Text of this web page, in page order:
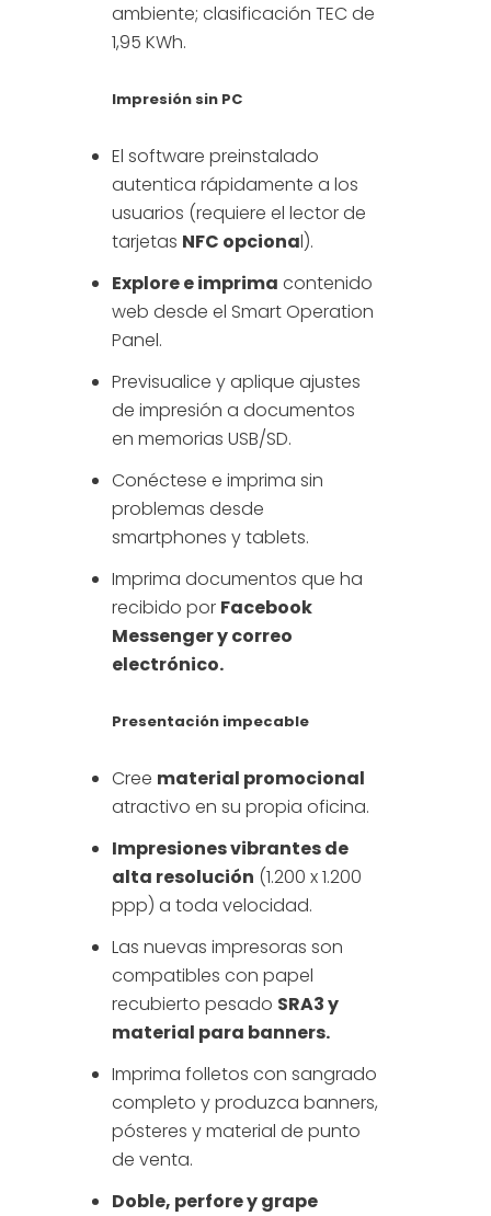
ambiente; clasificación TEC de
1,95 KWh.
Impresión sin PC
El software preinstalado
autentica rápidamente a los
usuarios (requiere el lector de
tarjetas NFC opcional).
Explore e imprima contenido
web desde el Smart Operation
Panel.
Previsualice y aplique ajustes
de impresión a documentos
en memorias USB/SD.
Conéctese e imprima sin
problemas desde
smartphones y tablets.
Imprima documentos que ha
recibido por Facebook
Messenger y correo
electrónico.
Presentación impecable
Cree material promocional
atractivo en su propia oficina.
Impresiones vibrantes de
alta resolución (1.200 x 1.200
ppp) a toda velocidad.
Las nuevas impresoras son
compatibles con papel
recubierto pesado SRA3 y
material para banners.
Imprima folletos con sangrado
completo y produzca banners,
pósteres y material de punto
de venta.
Doble, perfore y grape